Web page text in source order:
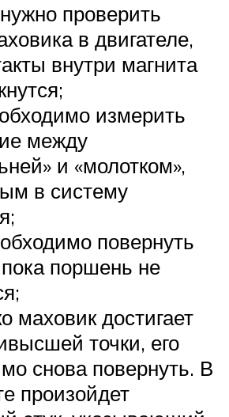
проверить
в двигателе,
внутри магнита
измерить
между
и «молотком»,
в систему
повернуть
поршень не
маховик достигает
точки, его
снова повернуть. В
произойдет